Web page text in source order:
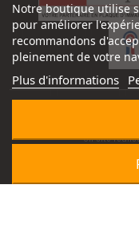
Notre boutique utilise
pour améliorer
recommandons
pleinement de votre
Plus d'informations
Un site